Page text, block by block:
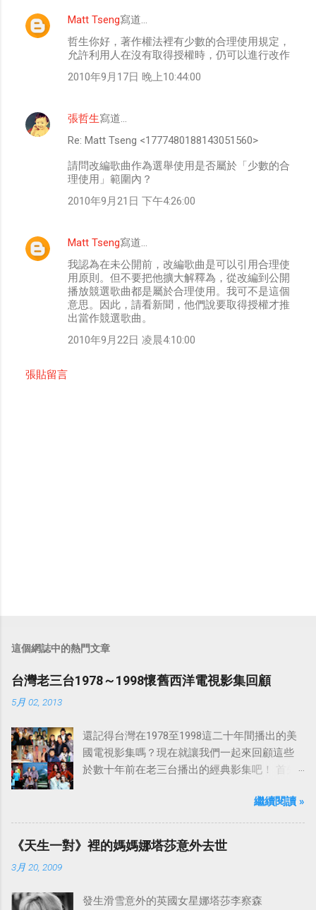
Matt Tseng寫道…
哲生你好，著作權法裡有少數的合理使用規定，
允許利用人在沒有取得授權時，仍可以進行改作
2010年9月17日 晚上10:44:00
張哲生寫道…
Re: Matt Tseng <1777480188143051560>
請問改編歌曲作為選舉使用是否屬於「少數的合
理使用」範圍內？
2010年9月21日 下午4:26:00
Matt Tseng寫道…
我認為在未公開前，改編歌曲是可以引用合理使
用原則。但不要把他擴大解釋為，從改編到公開
播放競選歌曲都是屬於合理使用。我可不是這個
意思。因此，請看新聞，他們說要取得授權才推
出當作競選歌曲。
2010年9月22日 凌晨4:10:00
張貼留言
這個網誌中的熱門文章
台灣老三台1978～1998懷舊西洋電視影集回顧
5月 02, 2013
還記得台灣在1978至1998這二十年間播出的美
國電視影集嗎？現在就讓我們一起來回顧這些
於數十年前在老三台播出的經典影集吧！ 首先
「愛之船」（The Love Boat），這部影集最早
是在1977年9月24日至1986年5月24日於美國
ABC頻道首播，共播出了249集。 令人懷念的愛
之船旋律：
繼續閱讀 »
《天生一對》裡的媽媽娜塔莎意外去世
3月 20, 2009
發生滑雪意外的英國女星娜塔莎李察森